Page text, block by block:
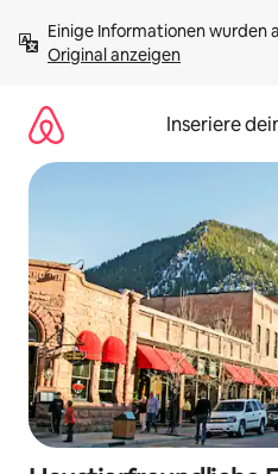
Inhalten
springenOriginal anzeigen
Inseriere